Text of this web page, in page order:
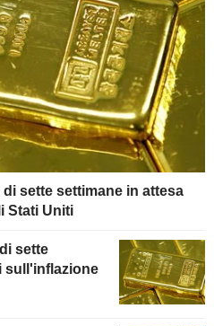
sette settimane in attesa
Stati Uniti
sette
sull'inflazione